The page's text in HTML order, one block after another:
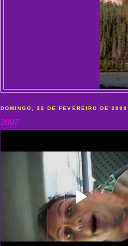
DOMINGO, 22 DE FEVEREIRO DE 2009
2007